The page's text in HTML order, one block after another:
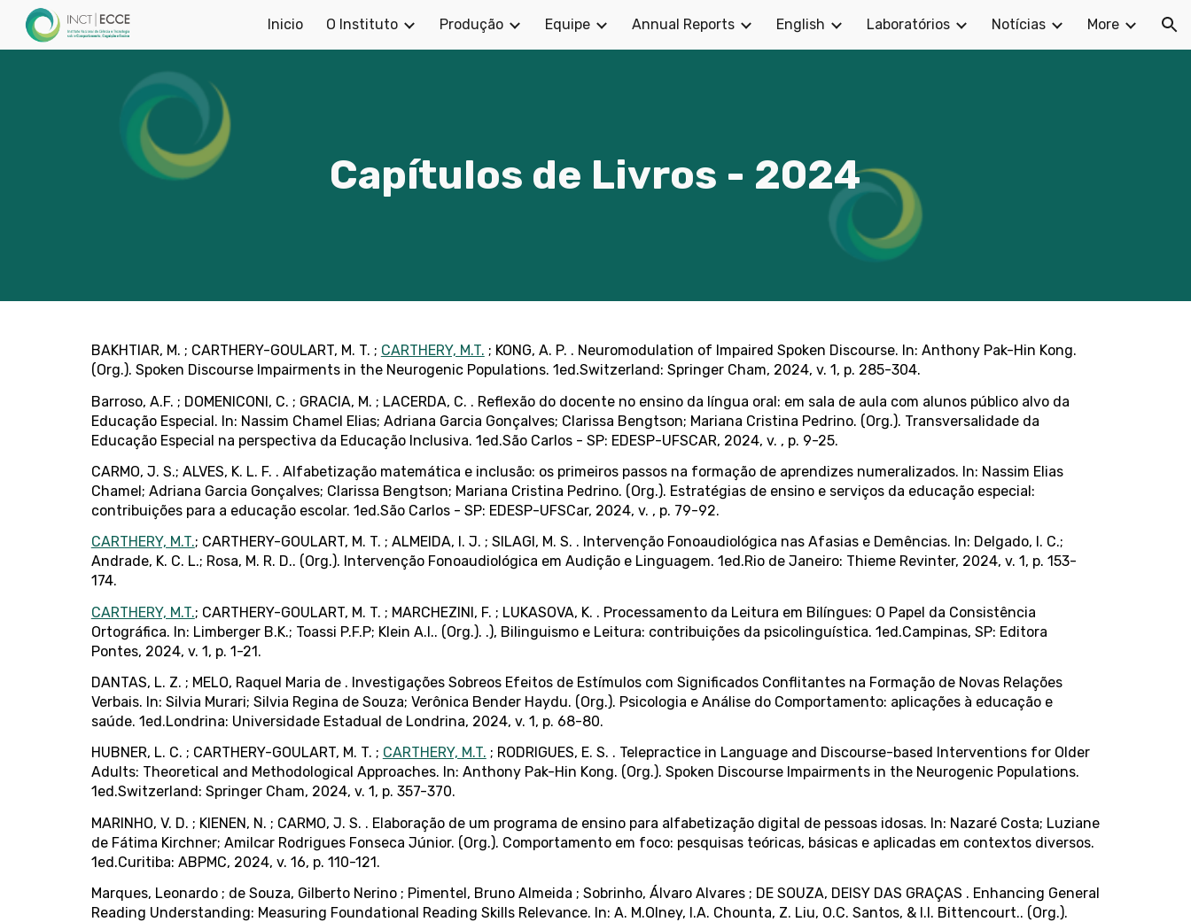
Skip to main content Skip to navigation
Inicio O Instituto Produção Equipe Annual Reports English Laboratórios Notícias More
Capítulos de Livros - 2024
BAKHTIAR, M. ; CARTHERY-GOULART, M. T. ; CARTHERY, M.T. ; KONG, A. P. . Neuromodulation of Impaired Spoken Discourse. In: Anthony Pak-Hin Kong.
(Org.). Spoken Discourse Impairments in the Neurogenic Populations. 1ed.Switzerland: Springer Cham, 2024, v. 1, p. 285-304.
Barroso, A.F. ; DOMENICONI, C. ; GRACIA, M. ; LACERDA, C. . Reflexão do docente no ensino da língua oral: em sala de aula com alunos público alvo da
Educação Especial. In: Nassim Chamel Elias; Adriana Garcia Gonçalves; Clarissa Bengtson; Mariana Cristina Pedrino. (Org.). Transversalidade da
Educação Especial na perspectiva da Educação Inclusiva. 1ed.São Carlos - SP: EDESP-UFSCAR, 2024, v. , p. 9-25.
CARMO, J. S.; ALVES, K. L. F. . Alfabetização matemática e inclusão: os primeiros passos na formação de aprendizes numeralizados. In: Nassim Elias
Chamel; Adriana Garcia Gonçalves; Clarissa Bengtson; Mariana Cristina Pedrino. (Org.). Estratégias de ensino e serviços da educação especial:
contribuições para a educação escolar. 1ed.São Carlos - SP: EDESP-UFSCar, 2024, v. , p. 79-92.
CARTHERY, M.T.; CARTHERY-GOULART, M. T. ; ALMEIDA, I. J. ; SILAGI, M. S. . Intervenção Fonoaudiológica nas Afasias e Demências. In: Delgado, I. C.;
Andrade, K. C. L.; Rosa, M. R. D.. (Org.). Intervenção Fonoaudiológica em Audição e Linguagem. 1ed.Rio de Janeiro: Thieme Revinter, 2024, v. 1, p. 153-
174.
CARTHERY, M.T.; CARTHERY-GOULART, M. T. ; MARCHEZINI, F. ; LUKASOVA, K. . Processamento da Leitura em Bilíngues: O Papel da Consistência
Ortográfica. In: Limberger B.K.; Toassi P.F.P; Klein A.I.. (Org.). .), Bilinguismo e Leitura: contribuições da psicolinguística. 1ed.Campinas, SP: Editora
Pontes, 2024, v. 1, p. 1-21.
DANTAS, L. Z. ; MELO, Raquel Maria de . Investigações Sobreos Efeitos de Estímulos com Significados Conflitantes na Formação de Novas Relações
Verbais. In: Silvia Murari; Silvia Regina de Souza; Verônica Bender Haydu. (Org.). Psicologia e Análise do Comportamento: aplicações à educação e
saúde. 1ed.Londrina: Universidade Estadual de Londrina, 2024, v. 1, p. 68-80.
HUBNER, L. C. ; CARTHERY-GOULART, M. T. ; CARTHERY, M.T. ; RODRIGUES, E. S. . Telepractice in Language and Discourse-based Interventions for Older
Adults: Theoretical and Methodological Approaches. In: Anthony Pak-Hin Kong. (Org.). Spoken Discourse Impairments in the Neurogenic Populations.
1ed.Switzerland: Springer Cham, 2024, v. 1, p. 357-370.
MARINHO, V. D. ; KIENEN, N. ; CARMO, J. S. . Elaboração de um programa de ensino para alfabetização digital de pessoas idosas. In: Nazaré Costa; Luziane
de Fátima Kirchner; Amilcar Rodrigues Fonseca Júnior. (Org.). Comportamento em foco: pesquisas teóricas, básicas e aplicadas em contextos diversos.
1ed.Curitiba: ABPMC, 2024, v. 16, p. 110-121.
Marques, Leonardo ; de Souza, Gilberto Nerino ; Pimentel, Bruno Almeida ; Sobrinho, Álvaro Alvares ; DE SOUZA, DEISY DAS GRAÇAS . Enhancing General
Reading Understanding: Measuring Foundational Reading Skills Relevance. In: A. M.Olney, I.A. Chounta, Z. Liu, O.C. Santos, & I.I. Bittencourt.. (Org.).